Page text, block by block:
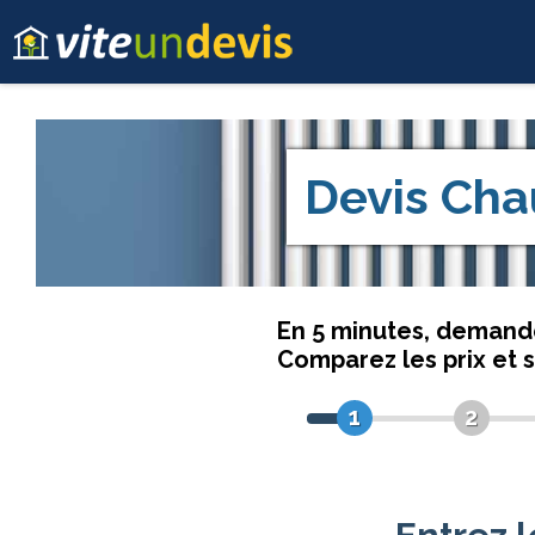
Devis
En 5 minutes,
Comparez les prix et
1
2